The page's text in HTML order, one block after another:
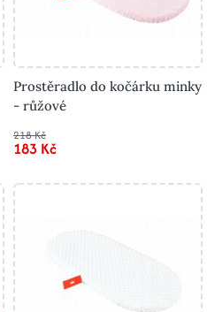
Prostěradlo do kočárku minky
- růžové
218 Kč
183 Kč